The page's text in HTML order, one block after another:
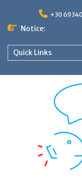
content
+30
Notice:
Quick Links